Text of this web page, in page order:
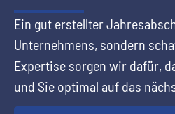
Ein gut erstellter
Unternehmens, sondern
Expertise sorgen wir dafür,
und Sie optimal auf das